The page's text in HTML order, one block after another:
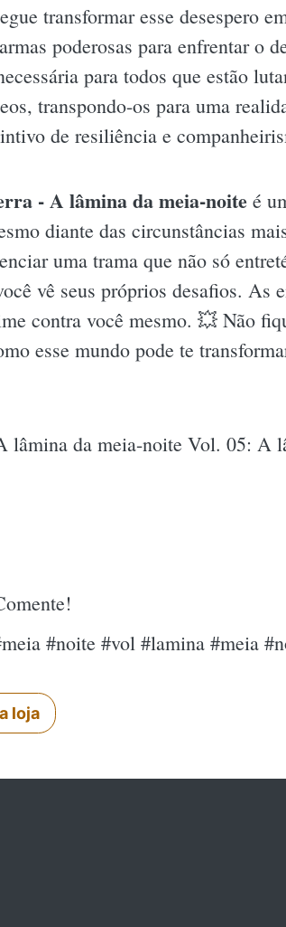
transformar esse desespero
poderosas para enfrentar o
para todos que estão
transpondo-os para uma
de resiliência e
- A lâmina da meia-noite é
diante das circunstâncias
uma trama que não só
vê seus próprios desafios. As
contra você mesmo. 💥 Não
esse mundo pode te
lâmina da meia-noite Vol. 05: A
#noite #vol #lamina #meia
loja